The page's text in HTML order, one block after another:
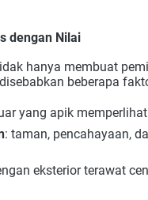
dengan Nilai
hanya membuat
beberapa
yang apik
: taman, pencahayaan,
eksterior terawat